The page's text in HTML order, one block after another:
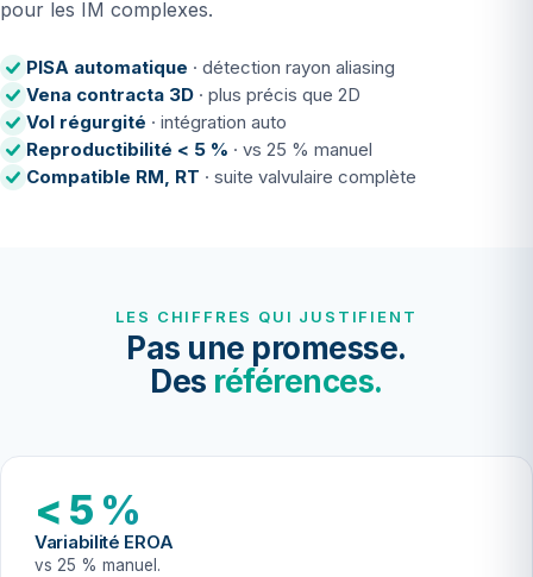
pour les IM complexes.
PISA automatique · détection rayon aliasing
Vena contracta 3D · plus précis que 2D
Vol régurgité · intégration auto
Reproductibilité < 5 % · vs 25 % manuel
Compatible RM, RT · suite valvulaire complète
LES CHIFFRES QUI JUSTIFIENT
Pas une promesse.
Des références.
< 5 %
Variabilité EROA
vs 25 % manuel.